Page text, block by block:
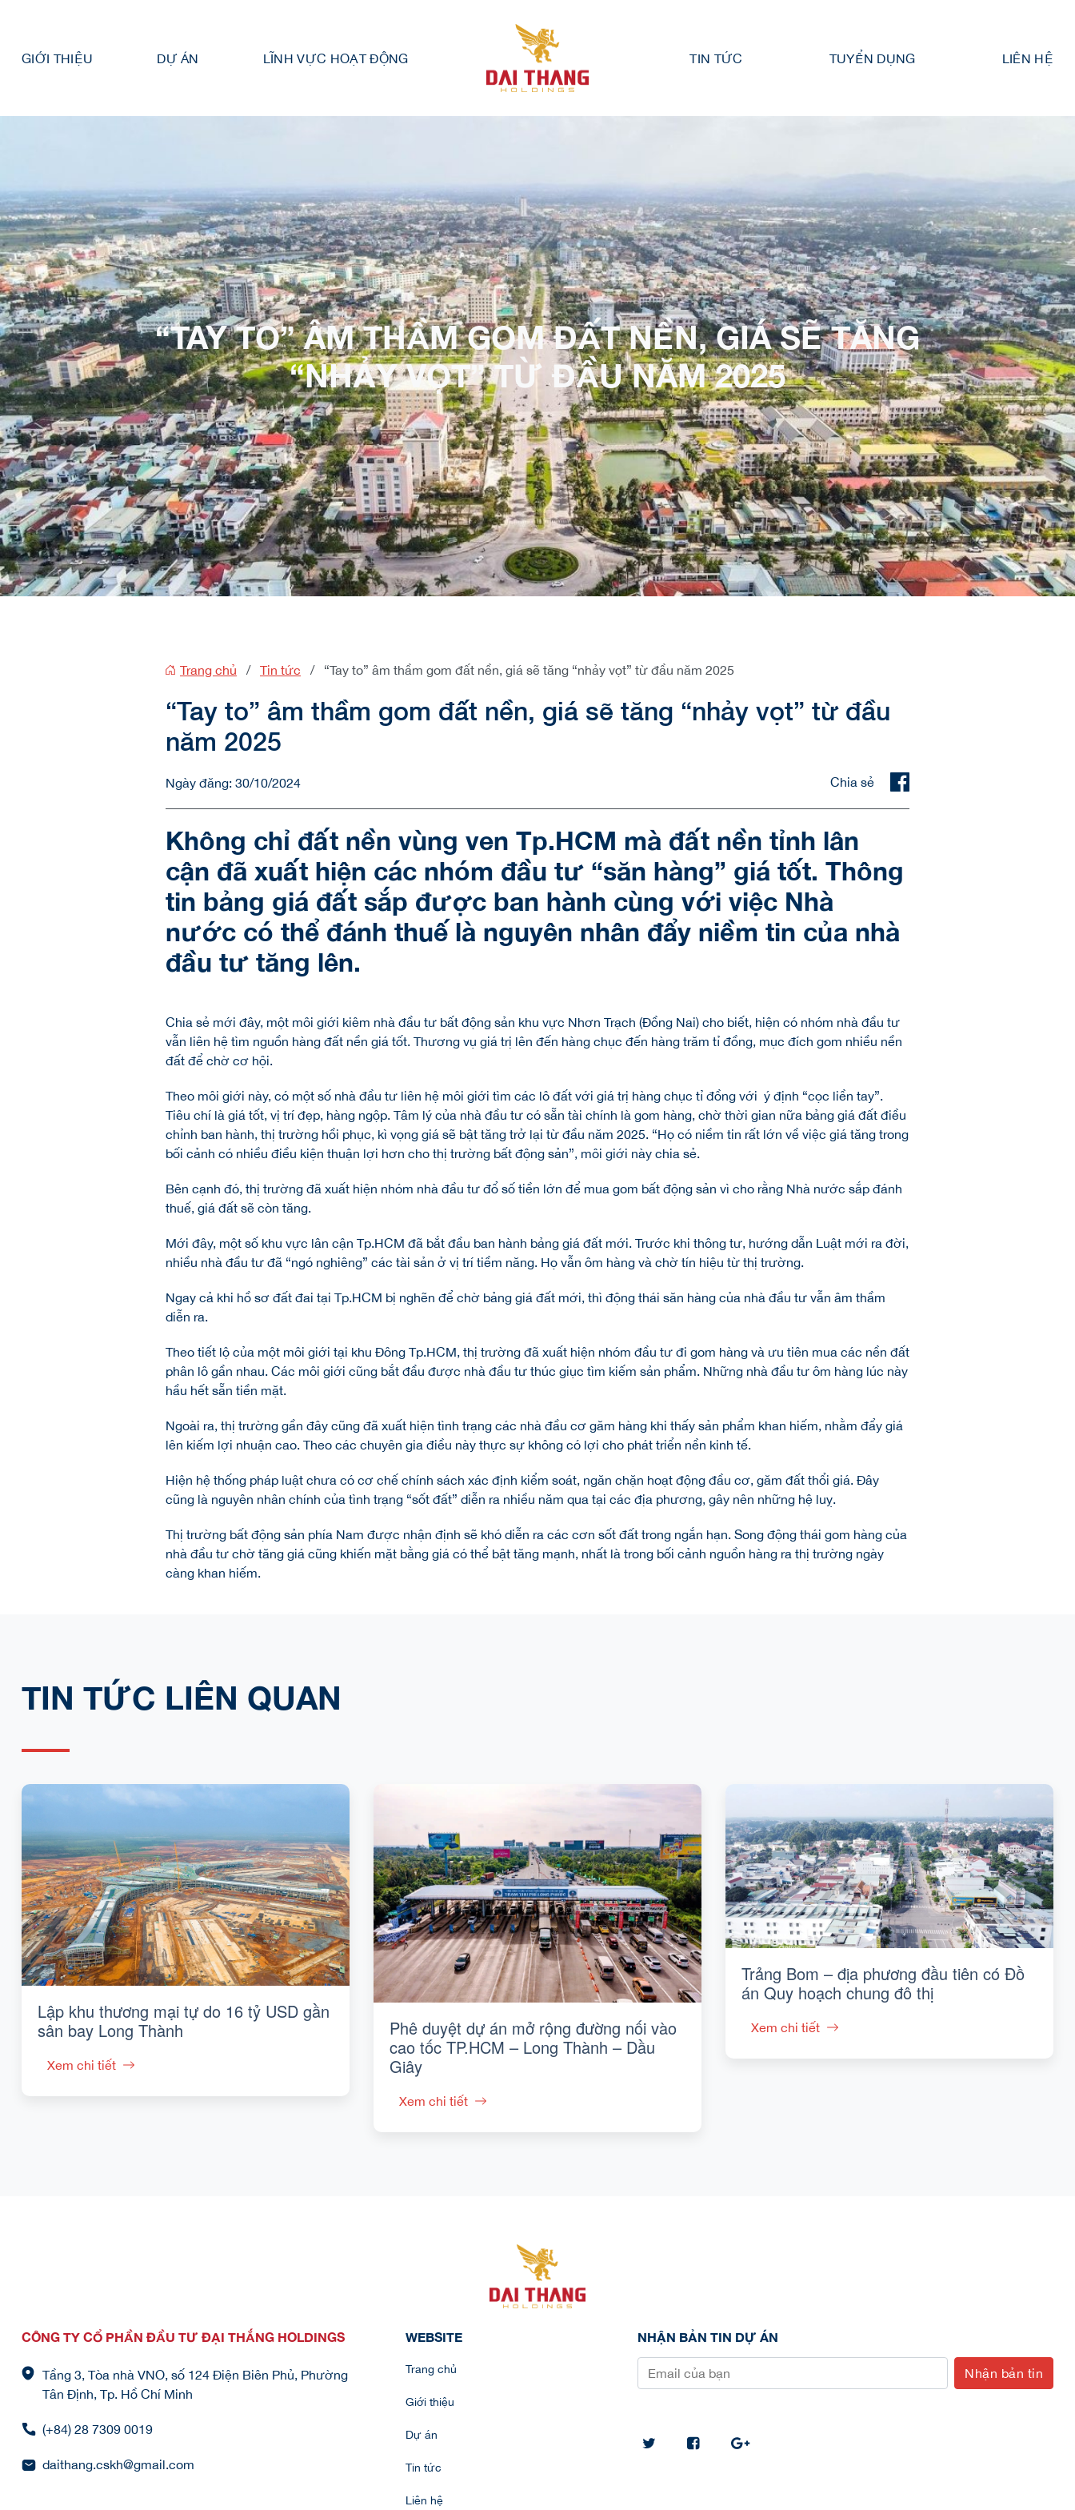
dung
GIỚI THIỆU DỰ ÁN LĨNH VỰC HOẠT ĐỘNG TIN TỨC TUYỂN DỤNG LIÊN HỆ
“TAY TO” ÂM THẦM GOM ĐẤT NỀN, GIÁ SẼ TĂNG
“NHẢY VỌT” TỪ ĐẦU NĂM 2025
Trang chủ / Tin tức / “Tay to” âm thầm gom đất nền, giá sẽ tăng “nhảy vọt” từ đầu năm 2025
“Tay to” âm thầm gom đất nền, giá sẽ tăng “nhảy vọt” từ đầu
năm 2025
Ngày đăng: 30/10/2024 Chia sẻ
Không chỉ đất nền vùng ven Tp.HCM mà đất nền tỉnh lân
cận đã xuất hiện các nhóm đầu tư “săn hàng” giá tốt. Thông
tin bảng giá đất sắp được ban hành cùng với việc Nhà
nước có thể đánh thuế là nguyên nhân đẩy niềm tin của nhà
đầu tư tăng lên.
Chia sẻ mới đây, một môi giới kiêm nhà đầu tư bất động sản khu vực Nhơn Trạch (Đồng Nai) cho biết, hiện có nhóm nhà đầu tư
vẫn liên hệ tìm nguồn hàng đất nền giá tốt. Thương vụ giá trị lên đến hàng chục đến hàng trăm tỉ đồng, mục đích gom nhiều nền
đất để chờ cơ hội.
Theo môi giới này, có một số nhà đầu tư liên hệ môi giới tìm các lô đất với giá trị hàng chục tỉ đồng với ý định “cọc liền tay”.
Tiêu chí là giá tốt, vị trí đẹp, hàng ngộp. Tâm lý của nhà đầu tư có sẵn tài chính là gom hàng, chờ thời gian nữa bảng giá đất điều
chỉnh ban hành, thị trường hồi phục, kì vọng giá sẽ bật tăng trở lại từ đầu năm 2025. “Họ có niềm tin rất lớn về việc giá tăng trong
bối cảnh có nhiều điều kiện thuận lợi hơn cho thị trường bất động sản”, môi giới này chia sẻ.
Bên cạnh đó, thị trường đã xuất hiện nhóm nhà đầu tư đổ số tiền lớn để mua gom bất động sản vì cho rằng Nhà nước sắp đánh
thuế, giá đất sẽ còn tăng.
Mới đây, một số khu vực lân cận Tp.HCM đã bắt đầu ban hành bảng giá đất mới. Trước khi thông tư, hướng dẫn Luật mới ra đời,
nhiều nhà đầu tư đã “ngó nghiêng” các tài sản ở vị trí tiềm năng. Họ vẫn ôm hàng và chờ tín hiệu từ thị trường.
Ngay cả khi hồ sơ đất đai tại Tp.HCM bị nghẽn để chờ bảng giá đất mới, thì động thái săn hàng của nhà đầu tư vẫn âm thầm
diễn ra.
Theo tiết lộ của một môi giới tại khu Đông Tp.HCM, thị trường đã xuất hiện nhóm đầu tư đi gom hàng và ưu tiên mua các nền đất
phân lô gần nhau. Các môi giới cũng bắt đầu được nhà đầu tư thúc giục tìm kiếm sản phẩm. Những nhà đầu tư ôm hàng lúc này
hầu hết sẵn tiền mặt.
Ngoài ra, thị trường gần đây cũng đã xuất hiện tình trạng các nhà đầu cơ găm hàng khi thấy sản phẩm khan hiếm, nhằm đẩy giá
lên kiếm lợi nhuận cao. Theo các chuyên gia điều này thực sự không có lợi cho phát triển nền kinh tế.
Hiện hệ thống pháp luật chưa có cơ chế chính sách xác định kiểm soát, ngăn chặn hoạt động đầu cơ, găm đất thổi giá. Đây
cũng là nguyên nhân chính của tình trạng “sốt đất” diễn ra nhiều năm qua tại các địa phương, gây nên những hệ luỵ.
Thị trường bất động sản phía Nam được nhận định sẽ khó diễn ra các cơn sốt đất trong ngắn hạn. Song động thái gom hàng của
nhà đầu tư chờ tăng giá cũng khiến mặt bằng giá có thể bật tăng mạnh, nhất là trong bối cảnh nguồn hàng ra thị trường ngày
càng khan hiếm.
TIN TỨC LIÊN QUAN
Lập khu thương mại tự do 16 tỷ USD gần
sân bay Long Thành
Xem chi tiết
Phê duyệt dự án mở rộng đường nối vào
cao tốc TP.HCM – Long Thành – Dầu
Giây
Xem chi tiết
Trảng Bom – địa phương đầu tiên có Đồ
án Quy hoạch chung đô thị
Xem chi tiết
CÔNG TY CỔ PHẦN ĐẦU TƯ ĐẠI THẮNG HOLDINGS
Tầng 3, Tòa nhà VNO, số 124 Điện Biên Phủ, Phường
Tân Định, Tp. Hồ Chí Minh
(+84) 28 7309 0019
daithang.cskh@gmail.com
WEBSITE
Trang chủ
Giới thiệu
Dự án
Tin tức
Liên hệ
NHẬN BẢN TIN DỰ ÁN